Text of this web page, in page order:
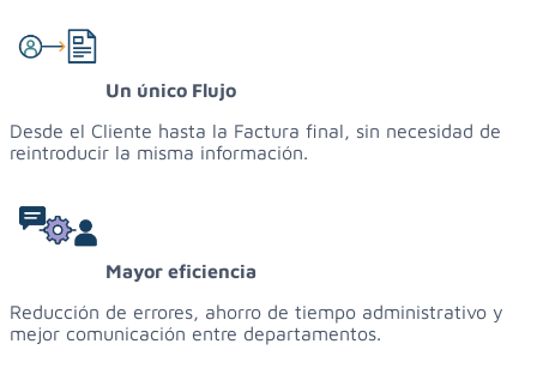
Un único Flujo
Desde el Cliente hasta la Factura final, sin necesidad de
reintroducir la misma información.
Mayor eficiencia
Reducción de errores, ahorro de tiempo administrativo y
mejor comunicación entre departamentos.